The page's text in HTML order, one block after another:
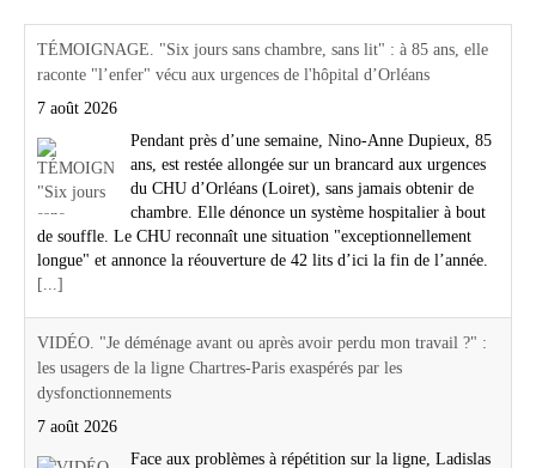
TÉMOIGNAGE. "Six jours sans chambre, sans lit" : à 85 ans, elle
raconte "l’enfer" vécu aux urgences de l'hôpital d’Orléans
7 août 2026
Pendant près d’une semaine, Nino-Anne Dupieux, 85
ans, est restée allongée sur un brancard aux urgences
du CHU d’Orléans (Loiret), sans jamais obtenir de
chambre. Elle dénonce un système hospitalier à bout
de souffle. Le CHU reconnaît une situation "exceptionnellement
longue" et annonce la réouverture de 42 lits d’ici la fin de l’année.
[...]
VIDÉO. "Je déménage avant ou après avoir perdu mon travail ?" :
les usagers de la ligne Chartres-Paris exaspérés par les
dysfonctionnements
7 août 2026
Face aux problèmes à répétition sur la ligne, Ladislas